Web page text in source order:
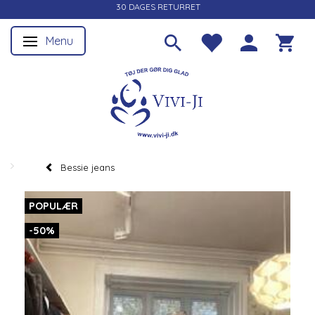
30 DAGES RETURRET
Skifte navigation
Menu
Bessie jeans
POPULÆR
-50%